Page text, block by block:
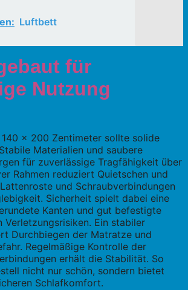
Luftbett
für
Nutzung
x 200 Zentimeter sollte solide
Materialien und saubere
für zuverlässige Tragfähigkeit über
Rahmen reduziert Quietschen und
und Schraubverbindungen
Sicherheit spielt dabei eine
Kanten und gut befestigte
Verletzungsrisiken. Ein stabiler
Durchbiegen der Matratze und
Regelmäßige Kontrolle der
erhält die Stabilität. So
nicht nur schön, sondern bietet
Schlafkomfort.